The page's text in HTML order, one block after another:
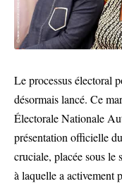
Le processus électoral
désormais lancé. Ce
Électorale Nationale
présentation officielle
cruciale, placée sous le
à laquelle a activement